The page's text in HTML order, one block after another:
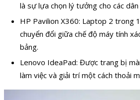
là sự lựa chọn lý tưởng cho các
HP Pavilion X360: Laptop 2 trong
chuyển đổi giữa chế độ máy tính
bảng.
Lenovo IdeaPad: Được trang bị
làm việc và giải trí một cách thoải